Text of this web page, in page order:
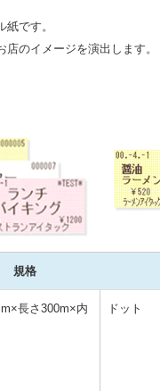
です。
のイメージを演出します。
規格
長さ300m×内
ドット